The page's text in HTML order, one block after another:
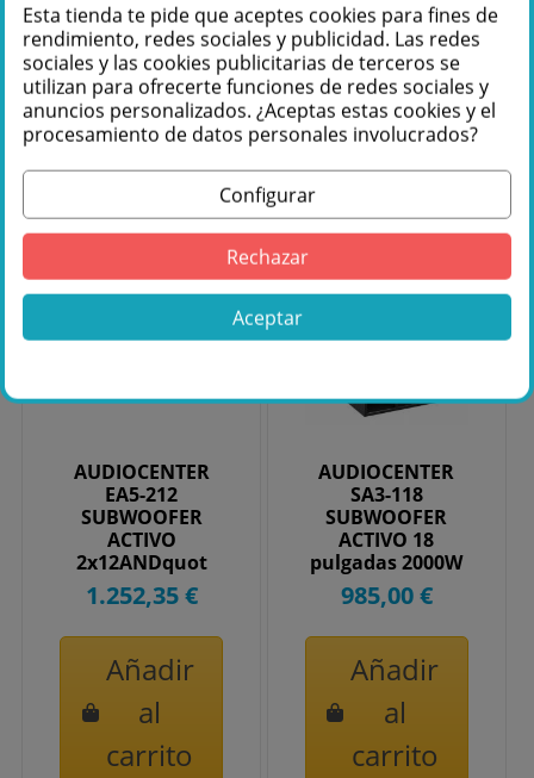
Añadir
al
carrito
Añadir
al
carrito
AUDIOCENTER
EA5-212
SUBWOOFER
ACTIVO
2x12ANDquot
1.252,35 €
Añadir
al
carrito
AUDIOCENTER
SA3-118
SUBWOOFER
ACTIVO 18
pulgadas 2000W
985,00 €
Añadir
al
carrito
Esta tienda te pide que aceptes cookies para fines de
rendimiento, redes sociales y publicidad. Las redes
sociales y las cookies publicitarias de terceros se
utilizan para ofrecerte funciones de redes sociales y
anuncios personalizados. ¿Aceptas estas cookies y el
procesamiento de datos personales involucrados?
Configurar
Rechazar
Aceptar